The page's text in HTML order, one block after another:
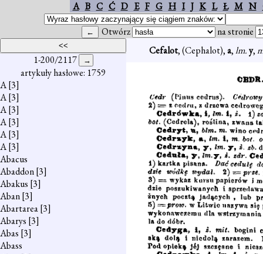
A B C Ć D E F G H I J K L Ł M N
Otwórz na stronie
1-200/2117
artykuły hasłowe: 1759
A[3]
A[3]
A[3]
A[3]
A[3]
A[3]
Abacus
Abaddon[3]
Abakus [3]
Aban[3]
Abartarea[3]
Abarys [3]
Abas [3]
Abass
Cefalot, (Cephalot),a,lm.y,